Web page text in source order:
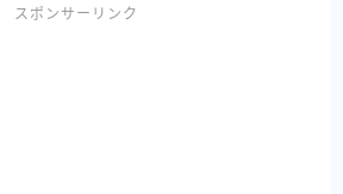
スポンサーリンク